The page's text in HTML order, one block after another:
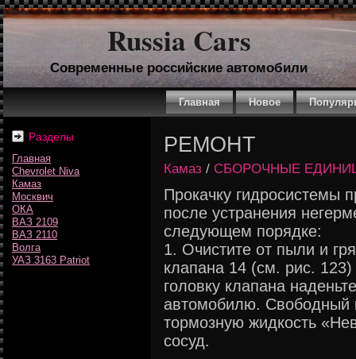
Russia Cars
Современные российские автомобили
Главная Новое
Разделы
Главная
Chevrolet Niva
Камаз
Москвич
ОКА
ВАЗ 2109
ВАЗ 2110
Волга
УАЗ 3163 Patriot
РЕМОНТ
Камаз / СБОРОЧНЫЕ
Прокачку гидросистемы
после устранения
следующем порядке:
1. Очистите от пыли и
клапана 14 (см. рис.
головку клапана
автомобилю. Свободный
тормозную жидкость
сосуд.